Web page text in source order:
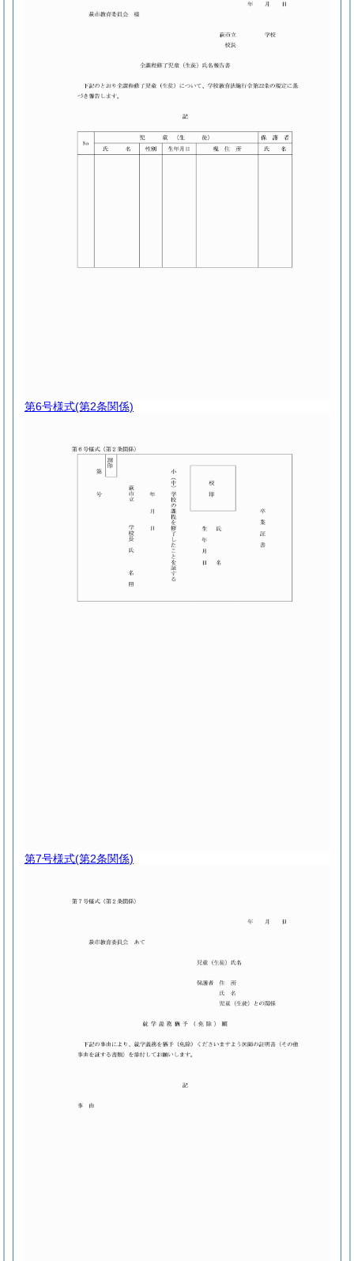
第6号様式(第2条関係)
第7号様式(第2条関係)